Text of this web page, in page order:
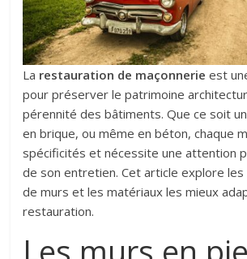
La restauration de maçonnerie est
pour préserver le patrimoine
pérennité des bâtiments. Que ce soit un
en brique, ou même en béton, chaque
spécificités et nécessite une attention
de son entretien. Cet article explore
de murs et les matériaux les mieux
restauration.
Les murs en